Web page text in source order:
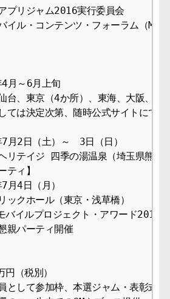
プリジャム2016実行委員会
ル・コンテンツ・フォーラム（MCF
月～6月上旬
台、東京（4か所）、東海、大阪、福
は決定次第、随時公式サイトにて公
2日（土）～　3日（日）
リテイジ 四季の湯温泉（埼玉県熊谷
ティ】
4日（月）
クホール（東京・浅草橋）
ロジェクト・アワード2016表
ティ開催
円（税別）
として参加枠、本選ジャム・表彰式